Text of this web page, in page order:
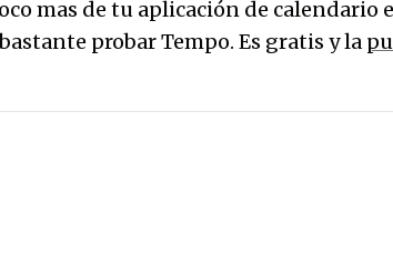
mas de tu aplicación de calendario
probar Tempo. Es gratis y la